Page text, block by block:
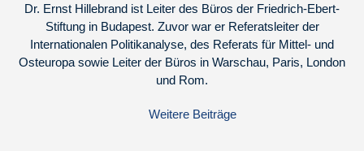
Dr. Ernst Hillebrand ist Leiter des Büros der Friedrich-Ebert-
Stiftung in Budapest. Zuvor war er Referatsleiter der
Internationalen Politikanalyse, des Referats für Mittel- und
Osteuropa sowie Leiter der Büros in Warschau, Paris, London
und Rom.
Weitere Beiträge